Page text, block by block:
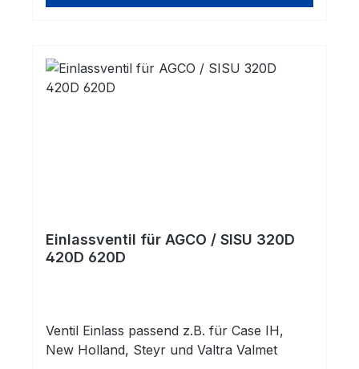
Einlassventil für AGCO / SISU 320D
420D 620D
Ventil Einlass passend z.B. für Case IH,
New Holland, Steyr und Valtra Valmet